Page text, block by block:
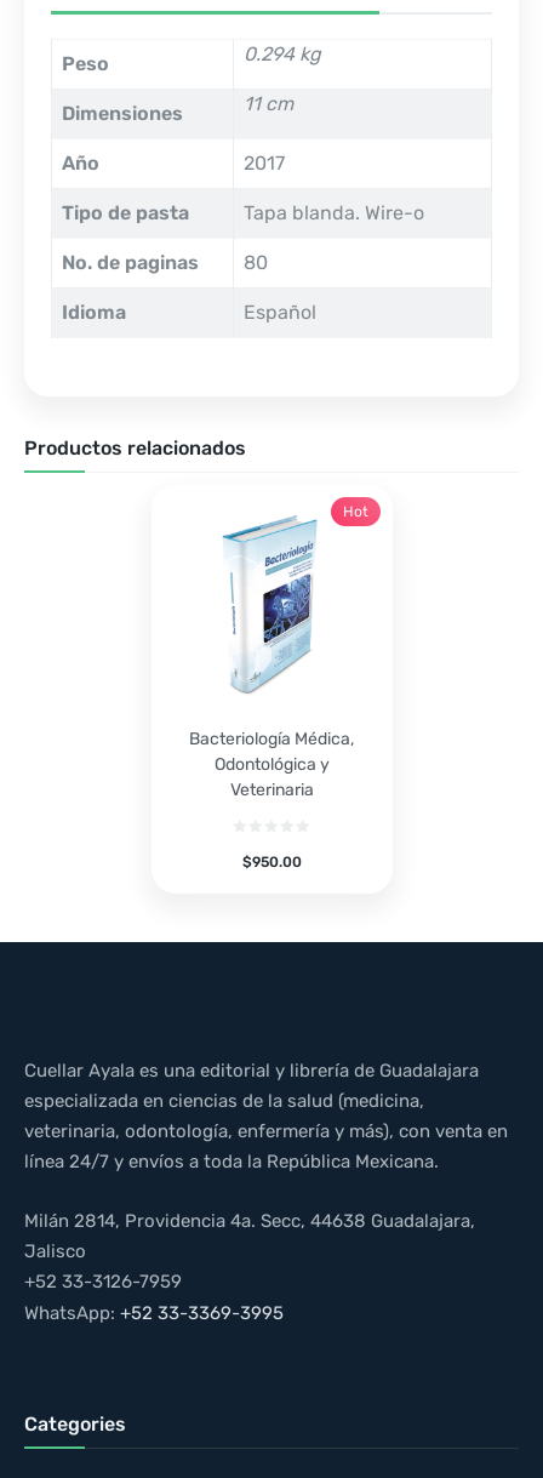
Peso 0.294 kg
Dimensiones 11 cm
Año 2017
Tipo de pasta Tapa blanda. Wire-o
No. de paginas 80
Idioma Español
Productos relacionados
Bacteriología Médica,
Odontológica y
Veterinaria
$950.00
Hot
Cuellar Ayala es una editorial y librería de Guadalajara
especializada en ciencias de la salud (medicina,
veterinaria, odontología, enfermería y más), con venta en
línea 24/7 y envíos a toda la República Mexicana.
Milán 2814, Providencia 4a. Secc, 44638 Guadalajara,
Jalisco
+52 33-3126-7959
WhatsApp: +52 33-3369-3995
Categories